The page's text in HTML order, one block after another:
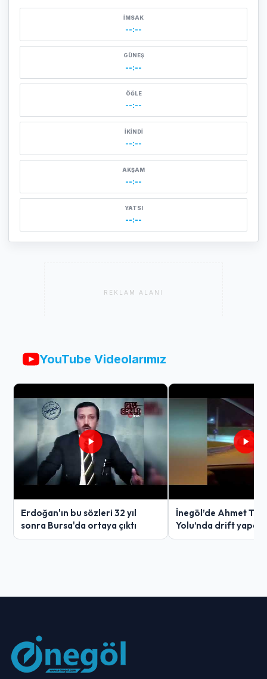
İMSAK
--:--
GÜNEŞ
--:--
ÖĞLE
--:--
İKINDI
--:--
AKŞAM
--:--
YATSI
--:--
REKLAM ALANI
YouTube Videolarımız
Erdoğan'ın bu sözleri 32 yıl
sonra Bursa'da ortaya çıktı
İnegöl’de Ahmet
Yolu’nda drift yapan
ağır ceza